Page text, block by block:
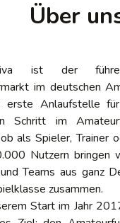
Über
ist der
im deutschen
erste Anlaufstelle
Schritt im
als Spieler, Trainer
Nutzern bringen
Teams aus ganz
zusammen.
Start im Jahr